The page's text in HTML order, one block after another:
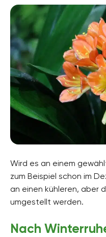
Wird es an einem
zum Beispiel schon im
an einen kühleren, aber
umgestellt werden.
Nach